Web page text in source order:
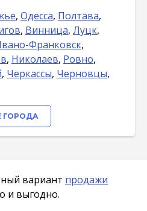
, Одесса, Полтава,
, Винница, Луцк,
Франковск,
, Николаев, Ровно,
, Черкассы, Черновцы,
ГОРОДА
вариант продажи
и выгодно.